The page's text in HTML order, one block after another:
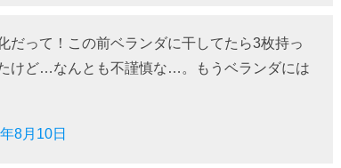
だって！この前ベランダに干してたら3枚持っ
けど…なんとも不謹慎な…。もうベランダには
8月10日